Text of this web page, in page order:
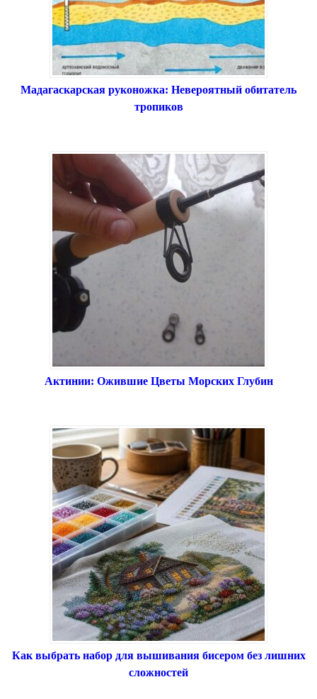
Мадагаскарская руконожка: Невероятный обитатель
тропиков
Актинии: Ожившие Цветы Морских Глубин
Как выбрать набор для вышивания бисером без лишних
сложностей